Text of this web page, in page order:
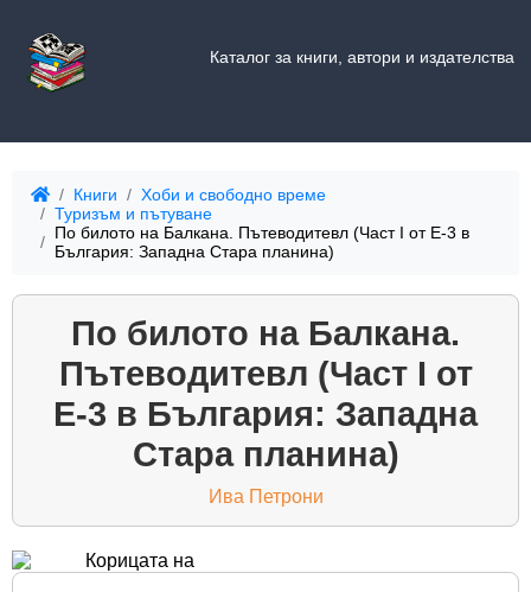
Каталог за книги, автори и издателства
Книги
Хоби и свободно време
Туризъм и пътуване
По билото на Балкана. Пътеводитевл (Част I от Е-3 в
България: Западна Стара планина)
По билото на Балкана.
Пътеводитевл (Част I от
Е-3 в България: Западна
Стара планина)
Ива Петрони